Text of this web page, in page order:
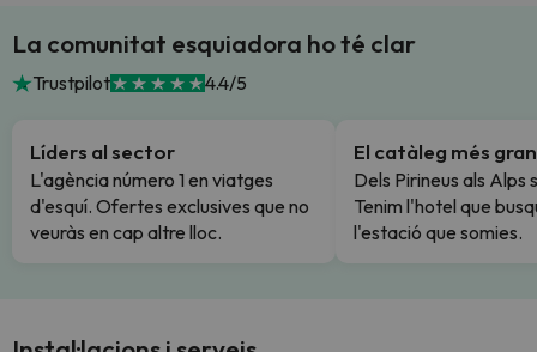
La comunitat esquiadora ho té clar
Trustpilot 4.4/5
Líders al sector
L'agència número 1 en viatges
d'esquí. Ofertes exclusives que no
veuràs en cap altre lloc.
El catàleg més gran
Dels Pirineus als Alps
Tenim l'hotel que
l'estació que somies.